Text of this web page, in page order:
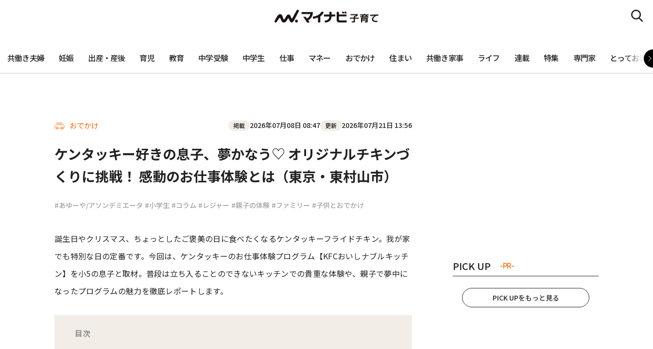
#渡邊大地の令和的ワーパパ道 #ベビーニュース
共働き夫婦 妊娠 出産・産後 育児 教育 中学受験 中学生 仕事 マネー おでかけ 住まい 共働き家事 ライフ 連載 特集 専門家 とっておき
おでかけ 掲載 2026年07月08日 08:47 更新 2026年07月21日 13:56
ケンタッキー好きの息子、夢かなう♡ オリジナルチキンづ
くりに挑戦！ 感動のお仕事体験とは（東京・東村山市）
#あゆーや/アソンデミエータ #小学生 #コラム #レジャー #親子の体験 #ファミリー #子供とおでかけ
誕生日やクリスマス、ちょっとしたご褒美の日に食べたくなるケンタッキーフライドチキン。我が家
でも特別な日の定番です。今回は、ケンタッキーのお仕事体験プログラム【KFCおいしナブルキッチ
ン】を小5の息子と取材。普段は立ち入ることのできないキッチンでの貴重な体験や、親子で夢中に
なったプログラムの魅力を徹底レポートします。
目次
PICK UP -PR-
PICK UPをもっと見る